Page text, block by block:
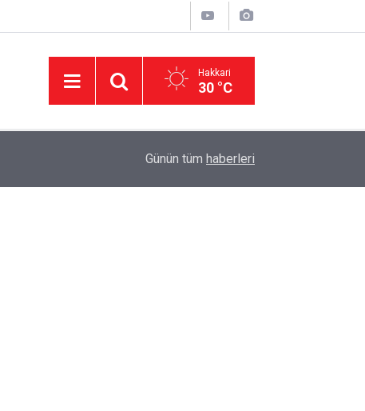
Hakkari
30 °C
Hakkâri'de Gençlere Çadır Kurulumu Eğitimi
Günün tüm haberleri